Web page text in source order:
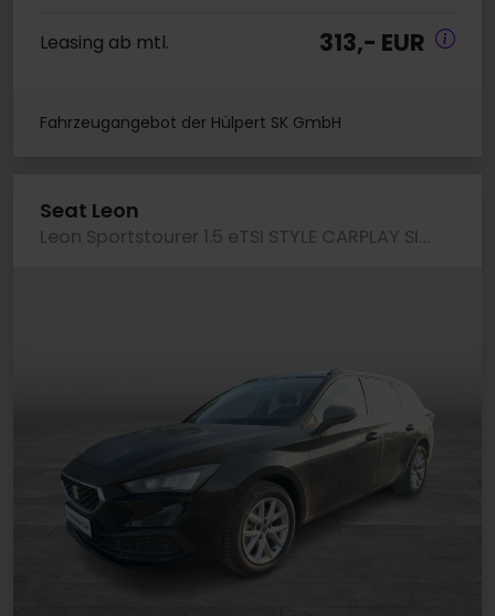
Leasing ab mtl. 313,- EUR
Fahrzeugangebot der Hülpert SK GmbH
Seat Leon
Leon Sportstourer 1.5 eTSI STYLE CARPLAY SITZHZG